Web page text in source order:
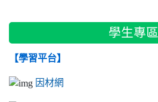
學生專區
【學習平台】
因材網